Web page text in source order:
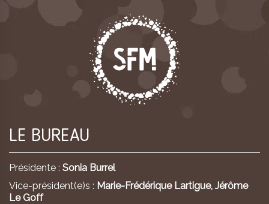
LE BUREAU
Présidente : Sonia Burrel
Vice-président(e)s : Marie-Frédérique Lartigue, Jérôme
Le Goff